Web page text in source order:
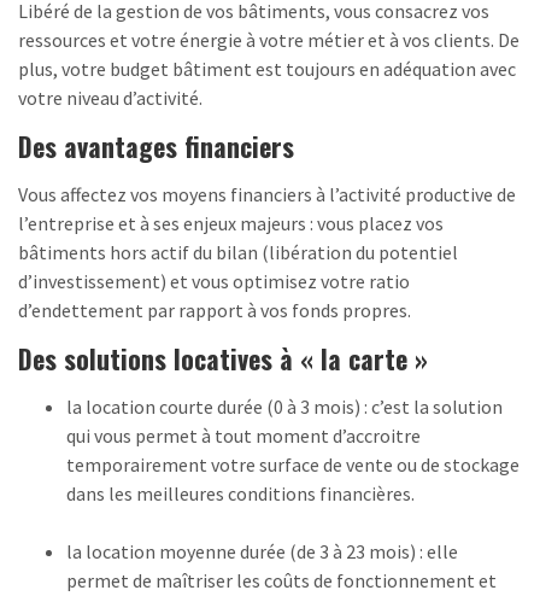
Libéré de la gestion de vos bâtiments, vous consacrez vos
ressources et votre énergie à votre métier et à vos clients. De
plus, votre budget bâtiment est toujours en adéquation avec
votre niveau d’activité.
Des avantages financiers
Vous affectez vos moyens financiers à l’activité productive de
l’entreprise et à ses enjeux majeurs : vous placez vos
bâtiments hors actif du bilan (libération du potentiel
d’investissement) et vous optimisez votre ratio
d’endettement par rapport à vos fonds propres.
Des solutions locatives à « la carte »
la location courte durée (0 à 3 mois) : c’est la solution
qui vous permet à tout moment d’accroitre
temporairement votre surface de vente ou de stockage
dans les meilleures conditions financières.
la location moyenne durée (de 3 à 23 mois) : elle
permet de maîtriser les coûts de fonctionnement et